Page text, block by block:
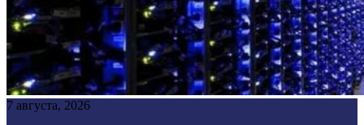
7 августа, 2026